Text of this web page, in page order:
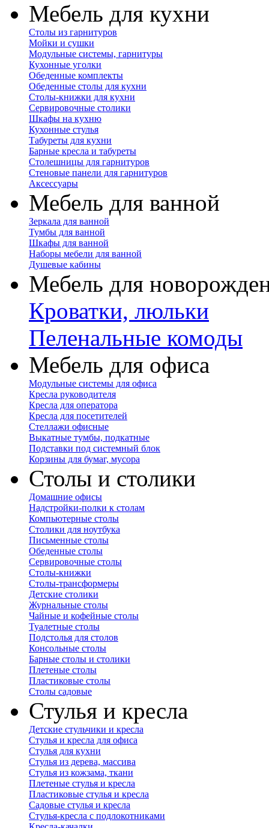
Мебель для кухни
Столы из гарнитуров
Мойки и сушки
Модульные системы, гарнитуры
Кухонные уголки
Обеденные комплекты
Обеденные столы для кухни
Столы-книжки для кухни
Сервировочные столики
Шкафы на кухню
Кухонные стулья
Табуреты для кухни
Барные кресла и табуреты
Столешницы для гарнитуров
Стеновые панели для гарнитуров
Аксессуары
Мебель для ванной
Зеркала для ванной
Тумбы для ванной
Шкафы для ванной
Наборы мебели для ванной
Душевые кабины
Мебель для
Кроватки, люльки
Пеленальные комоды
Мебель для офиса
Модульные системы для офиса
Кресла руководителя
Кресла для оператора
Кресла для посетителей
Стеллажи офисные
Выкатные тумбы, подкатные
Подставки под системный блок
Корзины для бумаг, мусора
Столы и столики
Домашние офисы
Надстройки-полки к столам
Компьютерные столы
Столики для ноутбука
Письменные столы
Обеденные столы
Сервировочные столы
Столы-книжки
Столы-трансформеры
Детские столики
Журнальные столы
Чайные и кофейные столы
Туалетные столы
Подстолья для столов
Консольные столы
Барные столы и столики
Плетеные столы
Пластиковые столы
Столы садовые
Стулья и кресла
Детские стульчики и кресла
Стулья и кресла для офиса
Стулья для кухни
Стулья из дерева, массива
Стулья из кожзама, ткани
Плетеные стулья и кресла
Пластиковые стулья и кресла
Садовые стулья и кресла
Стулья-кресла с подлокотниками